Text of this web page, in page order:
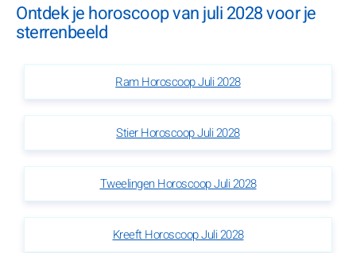
Ontdek je horoscoop van juli 2028 voor je
sterrenbeeld
Ram Horoscoop Juli 2028
Stier Horoscoop Juli 2028
Tweelingen Horoscoop Juli 2028
Kreeft Horoscoop Juli 2028